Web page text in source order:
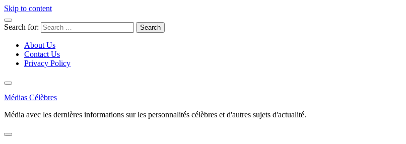
Skip to content
Search for:
About Us
Contact Us
Privacy Policy
Médias Célèbres
Média avec les dernières informations sur les personnalités célèbres et d'autres sujets d'actualité.